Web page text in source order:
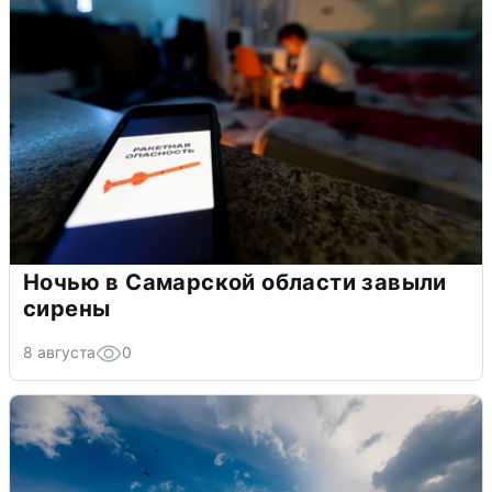
Ночью в Самарской области завыли
сирены
8 августа 0